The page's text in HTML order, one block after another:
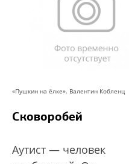
«Пушкин на ёлке». Валентин Кобленц
Сковоробей
Аутист — человек